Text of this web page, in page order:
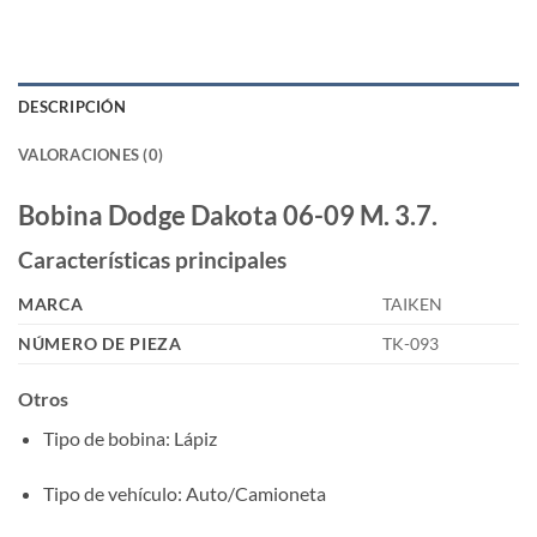
DESCRIPCIÓN
VALORACIONES (0)
Bobina Dodge Dakota 06-09 M. 3.7.
Características principales
MARCA
TAIKEN
NÚMERO DE PIEZA
TK-093
Otros
Tipo de bobina: Lápiz
Tipo de vehículo: Auto/Camioneta